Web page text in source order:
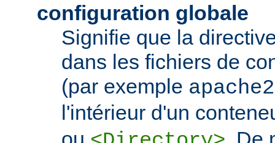
configuration globale
Signifie que la
dans les fichiers de
(par exemple
l'intérieur d'un